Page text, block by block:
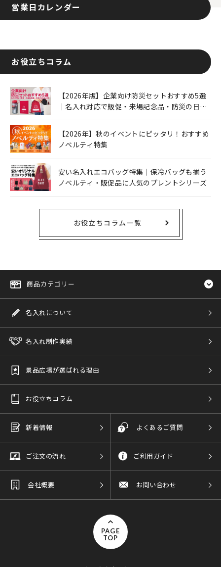
営業日カレンダー
お役立ちコラム
【2026年版】企業向け防災セットおすすめ5選
｜名入れ対応で販促・来場記念品・防災の日に
【2026年】秋のイベントにピッタリ！おすすめ
ノベルティ特集
安い名入れエコバッグ特集｜保冷バッグも揃う
ノベルティ・販促品に人気のプレントシリーズ
お役立ちコラム一覧
商品カテゴリー
名入れについて
名入れ制作実績
景品広場が選ばれる理由
お役立ちコラム
新着情報 よくあるご質問
ご注文の流れ ご利用ガイド
会社概要 お問い合わせ
PAGE
TOP